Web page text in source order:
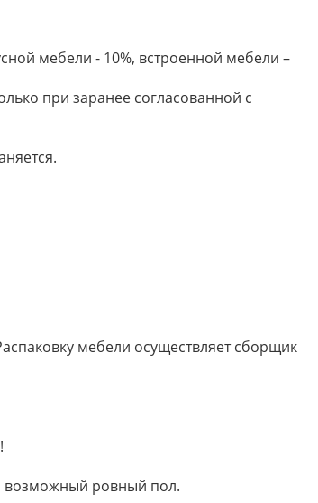
мебели - 10%, встроенной мебели –
при заранее согласованной с
мебели осуществляет сборщик
возможный ровный пол.